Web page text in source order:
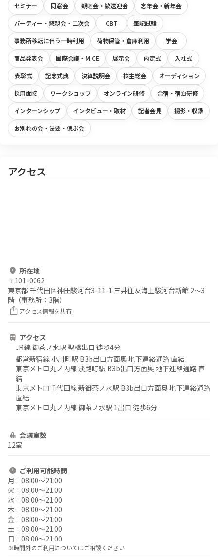
セミナー 同窓会 親睦会・歓送迎会 忘年会・新年会
パーティー・懇親会・二次会 CBT 筆記試験
事務所移転に伴う一時利用 荷物保管・倉庫利用 学会
商品発表会 国際会議・MICE 展示会 内定式 入社式
表彰式 記念式典 決算説明会 株主総会 オーディション
採用面接 ワークショップ オンライン研修 合宿・宿泊研修
インターンシップ インタビュー・取材 記者会見 撮影・収録
お別れの会・法要・偲ぶ会
アクセス
所在地
〒101-0062
東京都 千代田区神田駿河台3-11-1 三井住友海上駿河台新館 2～3
階（事務所：3階）
アクセス情報を共有
アクセス
JR線 御茶ノ水駅 聖橋出口 徒歩4分
都営新宿線 小川町駅 B3b出口方面奥 地下連絡通路 直結
東京メトロ丸ノ内線 淡路町駅 B3b出口方面奥 地下連絡通路 直
結
東京メトロ千代田線 新御茶ノ水駅 B3b出口方面奥 地下連絡通路
直結
東京メトロ丸ノ内線 御茶ノ水駅 1出口 徒歩6分
会議室数
12室
ご利用可能時間
月： 08:00〜21:00
火： 08:00〜21:00
水： 08:00〜21:00
木： 08:00〜21:00
金： 08:00〜21:00
土： 08:00〜21:00
日： 08:00〜21:00
※時間外のご利用についてはご相談ください